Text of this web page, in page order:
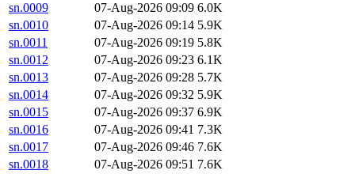
sn.0009
07-Aug-2026 09:09 6.0K
sn.0010
07-Aug-2026 09:14 5.9K
sn.0011
07-Aug-2026 09:19 5.8K
sn.0012
07-Aug-2026 09:23 6.1K
sn.0013
07-Aug-2026 09:28 5.7K
sn.0014
07-Aug-2026 09:32 5.9K
sn.0015
07-Aug-2026 09:37 6.9K
sn.0016
07-Aug-2026 09:41 7.3K
sn.0017
07-Aug-2026 09:46 7.6K
sn.0018
07-Aug-2026 09:51 7.6K